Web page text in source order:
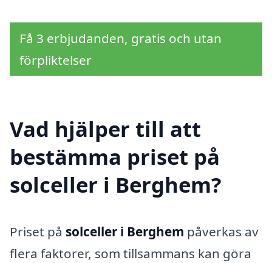
Få 3 erbjudanden, gratis och utan
förpliktelser
Vad hjälper till att
bestämma priset på
solceller i Berghem?
Priset på solceller i Berghem påverkas av
flera faktorer, som tillsammans kan göra